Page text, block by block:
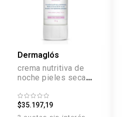
Dermaglós
crema nutritiva de
noche pieles secas
$35.197,19